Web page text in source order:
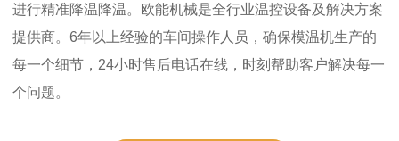
进行精准降温降温。欧能机械是全行业温控设备及解决方案
提供商。6年以上经验的车间操作人员，确保模温机生产的
每一个细节，24小时售后电话在线，时刻帮助客户解决每一
个问题。